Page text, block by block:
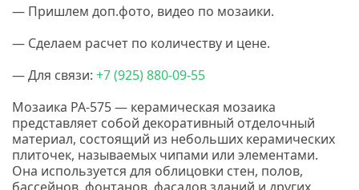
— Пришлем доп.фото, видео по мозаики.
— Сделаем расчет по количеству и цене.
— Для связи: +7(925) 880-09-55
Мозаика PA-575 — керамическая мозаика
представляет собой декоративный отделочный
материал, состоящий из небольших керамических
плиточек, называемых чипами или элементами.
Она используется для облицовки стен, полов,